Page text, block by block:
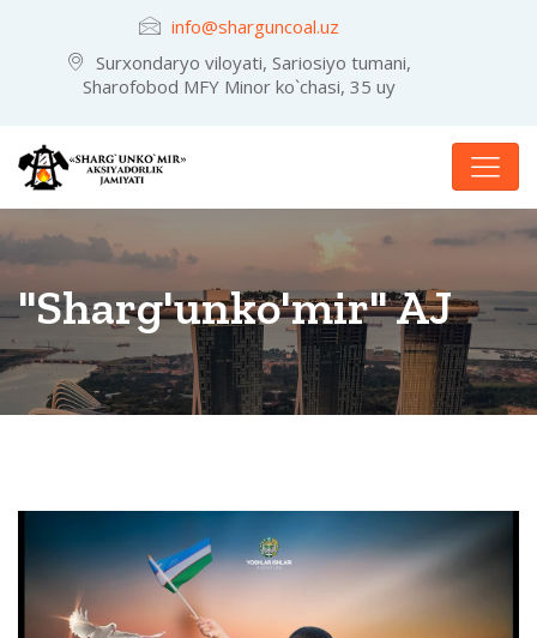
info@sharguncoal.uz
Surxondaryo viloyati, Sariosiyo tumani,
Sharofobod MFY Minor ko`chasi, 35 uy
"Sharg'unko'mir" AJ